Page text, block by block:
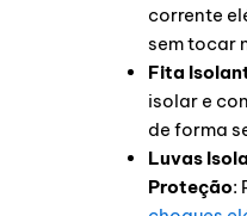
corrente
sem tocar
Fita
isolar e
de forma
Luvas
Proteção: